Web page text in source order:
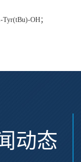
Tyr(tBu)-OH；
动态